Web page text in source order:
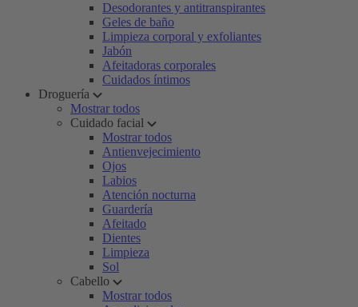
Desodorantes y antitranspirantes
Geles de baño
Limpieza corporal y exfoliantes
Jabón
Afeitadoras corporales
Cuidados íntimos
Droguería
Mostrar todos
Cuidado facial
Mostrar todos
Antienvejecimiento
Ojos
Labios
Atención nocturna
Guardería
Afeitado
Dientes
Limpieza
Sol
Cabello
Mostrar todos